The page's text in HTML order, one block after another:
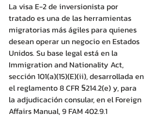
La visa E-2 de inversionista por
tratado es una de las herramientas
migratorias más ágiles para quienes
desean operar un negocio en Estados
Unidos. Su base legal está en la
Immigration and Nationality Act,
sección 101(a)(15)(E)(ii), desarrollada en
el reglamento 8 CFR §214.2(e) y, para
la adjudicación consular, en el Foreign
Affairs Manual, 9 FAM 402.9.1